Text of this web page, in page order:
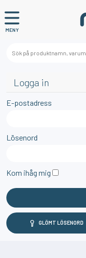
MENY
Logga in
E-postadress
Lösenord
Kom ihåg mig
GLÖMT LÖSENORD